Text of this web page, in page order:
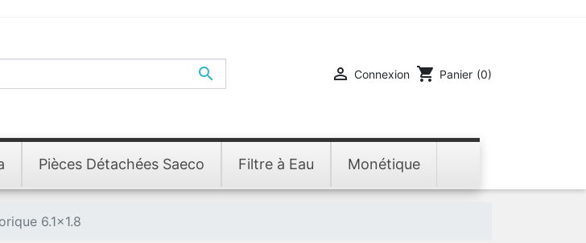
  Connexion shopping_cart Panier (0)
Pièces Détachées Saeco Filtre à Eau Monétique
6.1x1.8